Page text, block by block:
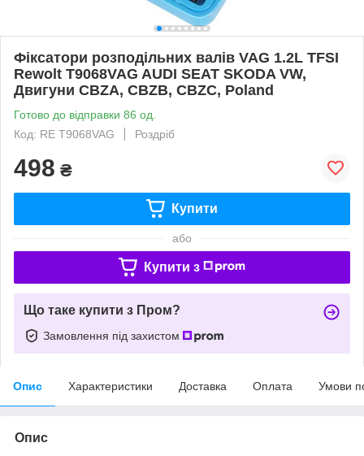
Фіксатори розподільних валів VAG 1.2L TFSI
Rewolt T9068VAG AUDI SEAT SKODA VW,
Двигуни CBZA, CBZB, CBZC, Poland
Готово до відправки 86 од.
Код: RE T9068VAG
Роздріб
498 ₴
Купити
або
Купити з
Що таке купити з Пром?
Замовлення під захистом
Опис Характеристики Доставка Оплата Умови
Опис